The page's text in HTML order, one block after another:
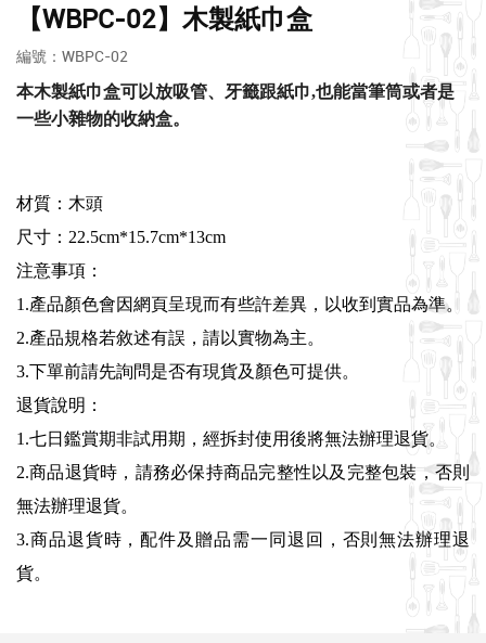
【WBPC-02】木製紙巾盒
編號：WBPC-02
本木製紙巾盒可以放吸管、牙籤跟紙巾,也能當筆筒或者是
一些小雜物的收納盒。
材質：木頭
尺寸：22.5cm*15.7cm*13cm
注意事項：
1.產品顏色會因網頁呈現而有些許差異，以收到實品為準。
2.產品規格若敘述有誤，請以實物為主。
3.下單前請先詢問是否有現貨及顏色可提供。
退貨說明：
1.七日鑑賞期非試用期，經拆封使用後將無法辦理退貨。
2.商品退貨時，請務必保持商品完整性以及完整包裝，否則
無法辦理退貨。
3.商品退貨時，配件及贈品需一同退回，否則無法辦理退
貨。